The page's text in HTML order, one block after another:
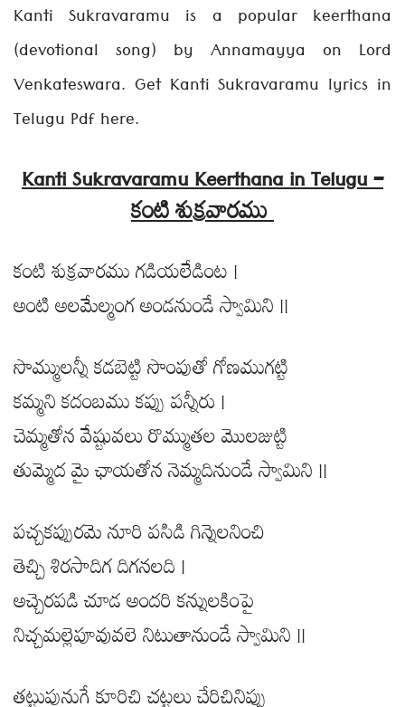
Kanti Sukravaramu is a popular keerthana
(devotional song) by Annamayya on Lord
Venkateswara. Get Kanti Sukravaramu lyrics in
Telugu Pdf here.
Kanti Sukravaramu Keerthana in Telugu –
కంటి శుక్రవారము
కంటి శుక్రవారము గడియలేడింట |
అంటి అలమేల్మంగ అండనుండే స్వామిని ||
సొమ్ములన్నీ కడబెట్టి సొంపుతో గోణముగట్టి
కమ్మని కదంబము కప్పు పన్నీరు |
చెమ్మతోన వేష్టువలు రొమ్ముతల మొలజుట్టి
తుమ్మెద మై ఛాయతోన నెమ్మదినుండే స్వామిని ||
పచ్చకప్పురమె నూరి పసిడి గిన్నెలనించి
తెచ్చి శిరసాదిగ దిగనలది |
అచ్చెరపడి చూడ అందరి కన్నులకింపై
నిచ్చమల్లెపూవువలె నిటుతానుండే స్వామిని ||